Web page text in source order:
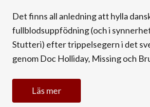
Det finns all anledning att hylla
fullblodsuppfödning (och i
Stutteri) efter trippelsegern i det
genom Doc Holliday, Missing och
Läs mer